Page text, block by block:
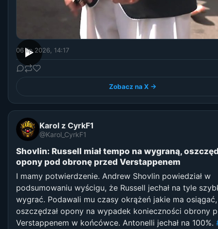
▶
06 lip 2026, 14:17
Zobacz na X →
Karol z CyrkF1
@Karol_CyrkF1
Shovlin: Russell miał tempo na wygraną,
opony pod obronę przed Verstappenem
I mamy potwierdzenie. Andrew Shovlin powiedział w
podsumowaniu wyścigu, że Russell jechał na tyle
wygrać. Podawali mu czasy okrążeń jakie ma osiągać,
oszczędzał opony na wypadek konieczności obrony
Verstappenem w końcówce. Antonelli jechał na 100%.